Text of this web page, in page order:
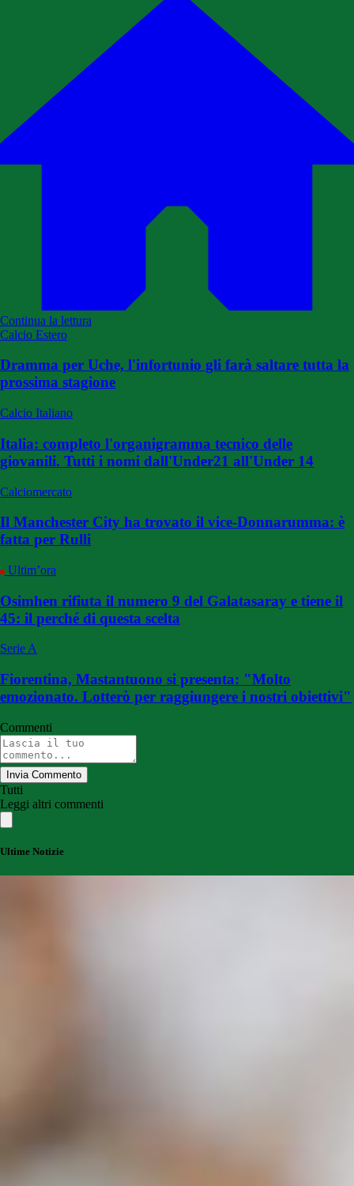
Continua la lettura
Calcio Estero
Dramma per Uche, l'infortunio gli farà saltare tutta la
prossima stagione
Calcio Italiano
Italia: completo l'organigramma tecnico delle
giovanili. Tutti i nomi dall'Under21 all'Under 14
Calciomercato
Il Manchester City ha trovato il vice-Donnarumma: è
fatta per Rulli
Ultim’ora
Osimhen rifiuta il numero 9 del Galatasaray e tiene il
45: il perché di questa scelta
Serie A
Fiorentina, Mastantuono si presenta: "Molto
emozionato. Lotterò per raggiungere i nostri obiettivi"
Commenti
Invia Commento
Tutti
Leggi altri commenti
Ultime Notizie